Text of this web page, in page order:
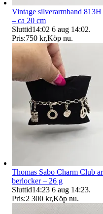
Vintage silverarmband
– ca 20 cm
Sluttid14:02 6 aug 14:02.
Pris:750 kr,Köp nu.
Thomas Sabo Charm Club
berlocker – 26 g
Sluttid14:23 6 aug 14:23.
Pris:2 300 kr,Köp nu.